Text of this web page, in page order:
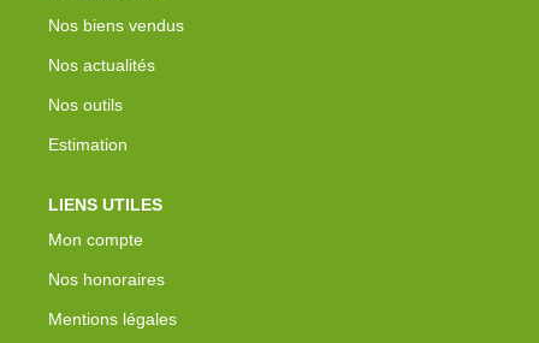
Nos biens vendus
Nos actualités
Nos outils
Estimation
LIENS UTILES
Mon compte
Nos honoraires
Mentions légales